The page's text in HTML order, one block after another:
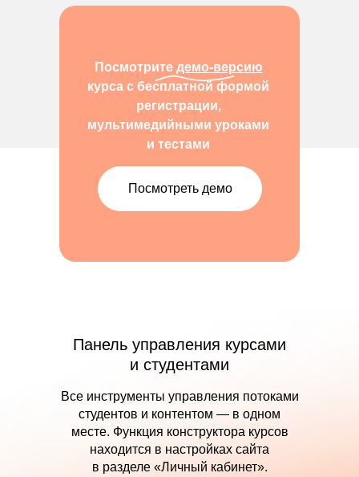
Посмотрите демо-версию
курса с бесплатной формой
регистрации,
мультимедийными уроками
и тестами
Посмотреть демо
Панель управления курсами
и студентами
Все инструменты управления потоками
студентов и контентом — в одном
месте. Функция конструктора курсов
находится в настройках сайта
в разделе «Личный кабинет».